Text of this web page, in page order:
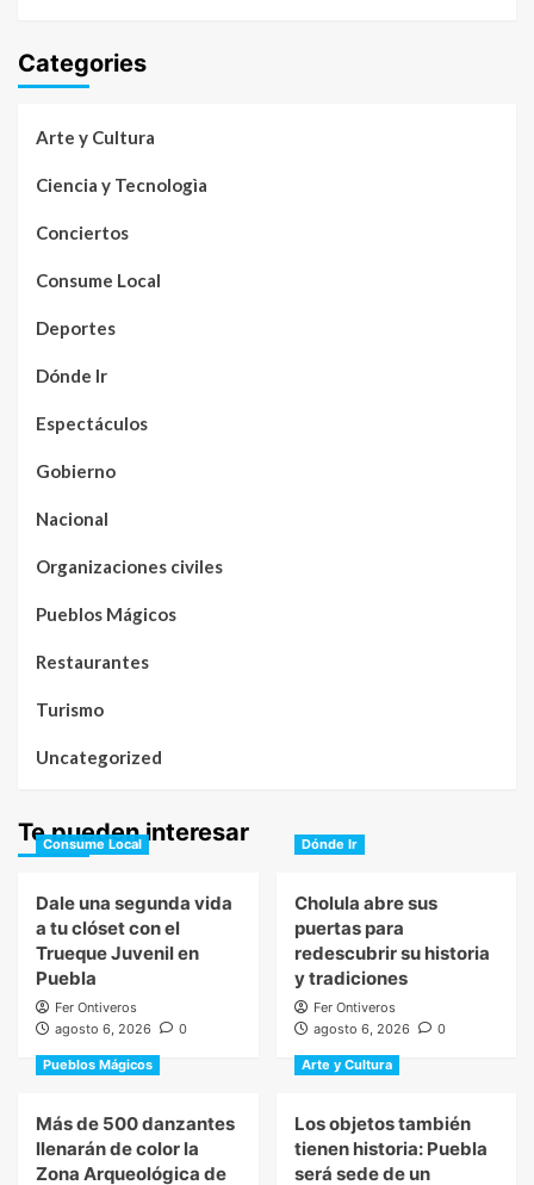
Categories
Arte y Cultura
Ciencia y Tecnologìa
Conciertos
Consume Local
Deportes
Dónde Ir
Espectáculos
Gobierno
Nacional
Organizaciones civiles
Pueblos Mágicos
Restaurantes
Turismo
Uncategorized
Te pueden interesar
Consume Local
Dale una segunda vida
a tu clóset con el
Trueque Juvenil en
Puebla
Fer Ontiveros
agosto 6, 2026
0
Dónde Ir
Cholula abre sus
puertas para
redescubrir su historia
y tradiciones
Fer Ontiveros
agosto 6, 2026
0
Pueblos Mágicos
Más de 500 danzantes
llenarán de color la
Zona Arqueológica de
Arte y Cultura
Los objetos también
tienen historia: Puebla
será sede de un